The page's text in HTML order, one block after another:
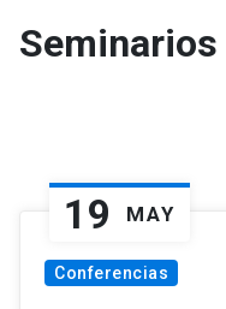
Seminarios
19 MAY
Conferencias